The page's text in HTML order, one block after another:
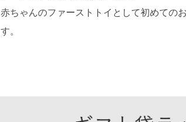
赤ちゃんのファーストトイとして初めての
す。